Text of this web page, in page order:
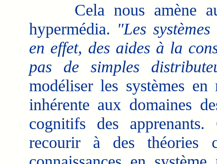
Cela nous amène au
hypermédia. "Les
en effet, des aides à la
pas de simples
modéliser les systèmes
inhérente aux domaines
cognitifs des
recourir à des théories